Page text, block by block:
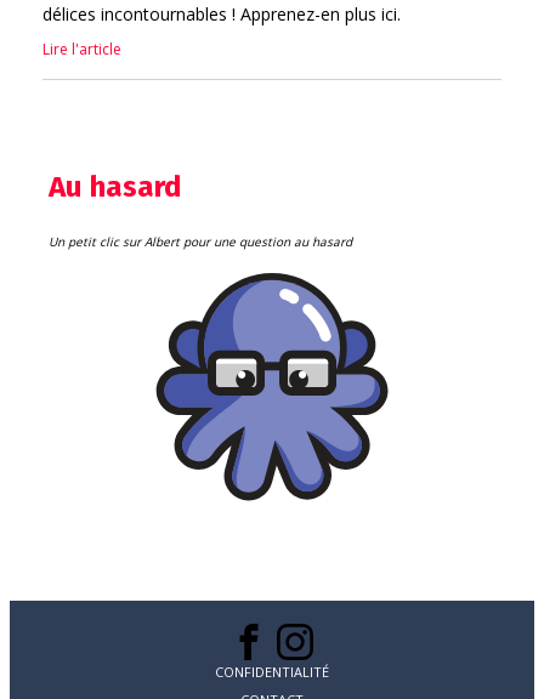
délices incontournables ! Apprenez-en plus ici.
Lire l'article
Au hasard
Un petit clic sur Albert pour une question au hasard
CONFIDENTIALITÉ